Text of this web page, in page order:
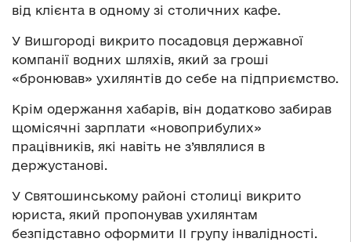
від клієнта в одному зі столичних кафе.
У Вишгороді викрито посадовця державної
компанії водних шляхів, який за гроші
«бронював» ухилянтів до себе на підприємство.
Крім одержання хабарів, він додатково забирав
щомісячні зарплати «новоприбулих»
працівників, які навіть не з’являлися в
держустанові.
У Святошинському районі столиці викрито
юриста, який пропонував ухилянтам
безпідставно оформити ІІ групу інвалідності.